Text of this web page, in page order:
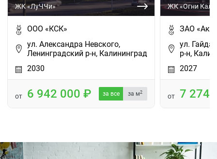
ЖК «ЛуЧЧи»
ООО «КСК»
ул. Александра Невского,
Ленинградский р-н, Калининград
2030
от 6 942 000 за все за м2
ЖК «Огни
ЗАО
ул.
р-н,
2027
от 7 274